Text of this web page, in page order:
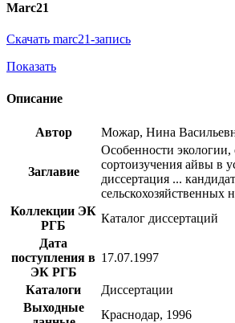
Marc21
Скачать marc21-запись
Показать
Описание
Автор Можар, Нина
Заглавие
Особенности экологии,
сортоизучения айвы в
диссертация ...
сельскохозяйственных
Коллекции ЭК
РГБ
Каталог диссертаций
Дата
поступления в
ЭК РГБ
17.07.1997
Каталоги
Диссертации
Выходные
Краснодар, 1996